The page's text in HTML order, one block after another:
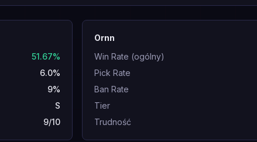
51.67%
6.0%
9%
S
9/10
Ornn
Win Rate (ogólny)
Pick Rate
Ban Rate
Tier
Trudność